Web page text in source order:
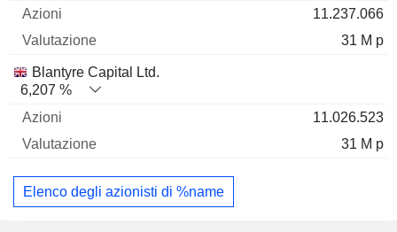
11.237.066
31 M p
Blantyre Capital Ltd.
6,207 %
11.026.523
31 M p
Elenco degli azionisti di %name